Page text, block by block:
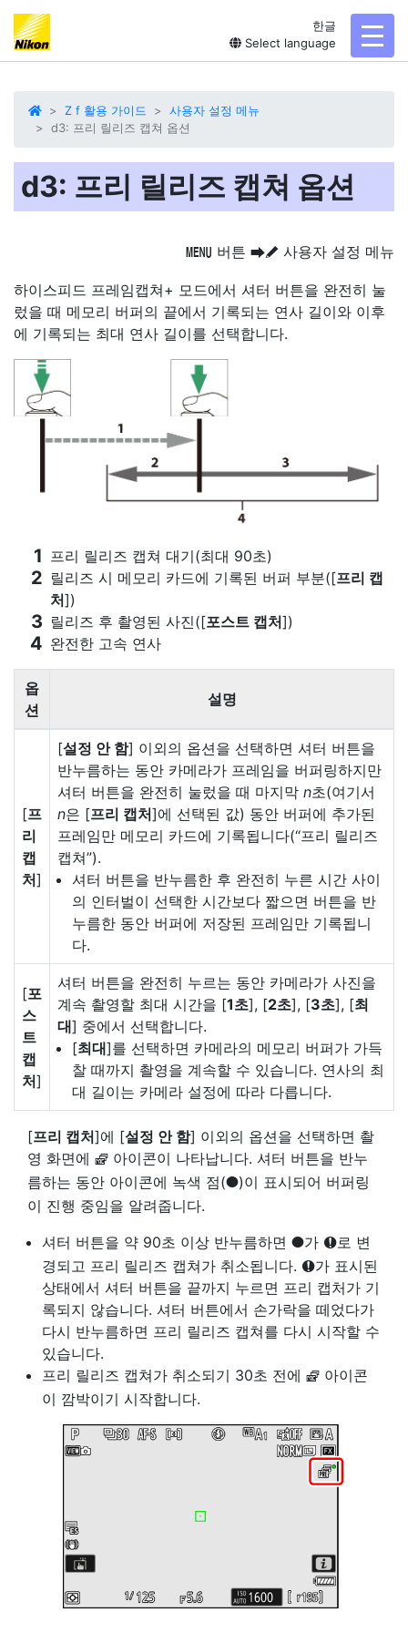
한글
Select language
Z f 활용 가이드
사용자 설정 메뉴
d3: 프리 릴리즈 캡쳐 옵션
d3: 프리 릴리즈 캡쳐 옵션
G 버튼 UA 사용자 설정 메뉴
하이스피드 프레임캡쳐+ 모드에서 셔터 버튼을 완전히 눌
렀을 때 메모리 버퍼의 끝에서 기록되는 연사 길이와 이후
에 기록되는 최대 연사 길이를 선택합니다.
프리 릴리즈 캡쳐 대기(최대 90초)
릴리즈 시 메모리 카드에 기록된 버퍼 부분([프리 캡
처])
릴리즈 후 촬영된 사진([포스트 캡처])
완전한 고속 연사
옵
션
설명
[프
리
캡
처]
[설정 안 함] 이외의 옵션을 선택하면 셔터 버튼을
반누름하는 동안 카메라가 프레임을 버퍼링하지만
셔터 버튼을 완전히 눌렀을 때 마지막 n초(여기서
n은 [프리 캡처]에 선택된 값) 동안 버퍼에 추가된
프레임만 메모리 카드에 기록됩니다(“프리 릴리즈
캡쳐”).
셔터 버튼을 반누름한 후 완전히 누른 시간 사이
의 인터벌이 선택한 시간보다 짧으면 버튼을 반
누름한 동안 버퍼에 저장된 프레임만 기록됩니
다.
[포
스
트
캡
처]
셔터 버튼을 완전히 누르는 동안 카메라가 사진을
계속 촬영할 최대 시간을 [1초], [2초], [3초], [최
대] 중에서 선택합니다.
[최대]를 선택하면 카메라의 메모리 버퍼가 가득
찰 때까지 촬영을 계속할 수 있습니다. 연사의 최
대 길이는 카메라 설정에 따라 다릅니다.
[프리 캡처]에 [설정 안 함] 이외의 옵션을 선택하면 촬
영 화면에 Y 아이콘이 나타납니다. 셔터 버튼을 반누
름하는 동안 아이콘에 녹색 점(I)이 표시되어 버퍼링
이 진행 중임을 알려줍니다.
셔터 버튼을 약 90초 이상 반누름하면 I가 C로 변
경되고 프리 릴리즈 캡쳐가 취소됩니다. C가 표시된
상태에서 셔터 버튼을 끝까지 누르면 프리 캡처가 기
록되지 않습니다. 셔터 버튼에서 손가락을 떼었다가
다시 반누름하면 프리 릴리즈 캡쳐를 다시 시작할 수
있습니다.
프리 릴리즈 캡쳐가 취소되기 30초 전에 Y 아이콘
이 깜박이기 시작합니다.